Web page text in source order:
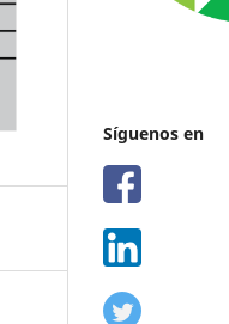
Síguenos en